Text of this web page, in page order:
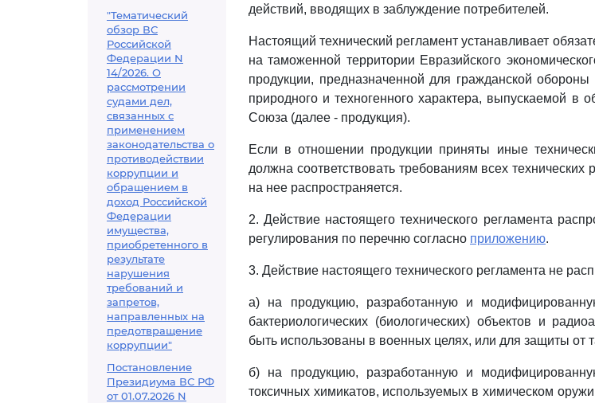
"Тематический
обзор ВС
Российской
Федерации N
14/2026. О
рассмотрении
судами дел,
связанных с
применением
законодательства о
противодействии
коррупции и
обращением в
доход Российской
Федерации
имущества,
приобретенного в
результате
нарушения
требований и
запретов,
направленных на
предотвращение
коррупции"
Постановление
Президиума ВС РФ
от 01.07.2026 N
действий, вводящих в заблуждение потребителей.
Настоящий технический регламент устанавливает
на таможенной территории Евразийского
продукции, предназначенной для гражданской
природного и техногенного характера, выпускаемой в
Союза (далее - продукция).
Если в отношении продукции приняты иные
должна соответствовать требованиям всех
на нее распространяется.
2. Действие настоящего технического регламента
регулирования по перечню согласно приложению.
3. Действие настоящего технического регламента не
а) на продукцию, разработанную и
бактериологических (биологических) объектов и
быть использованы в военных целях, или для защиты от
б) на продукцию, разработанную и
токсичных химикатов, используемых в химическом